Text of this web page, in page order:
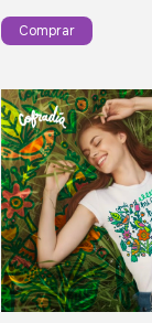
Comprar